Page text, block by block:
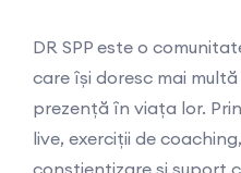
DR SPP este o
care își doresc mai
prezență în viața lor.
live, exerciții de